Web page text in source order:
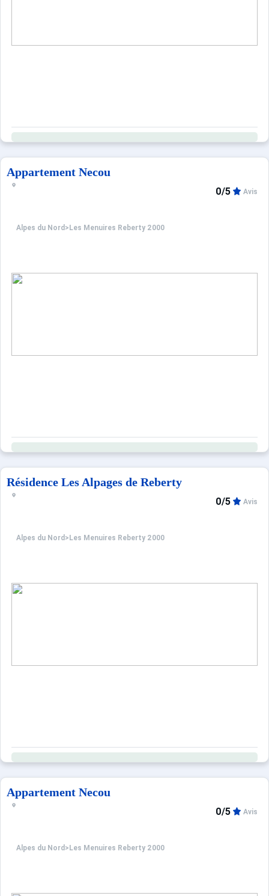
Appartement Necou
Alpes du Nord > Les Menuires Reberty 2000
0/5 Avis
Résidence Les Alpages de Reberty
Alpes du Nord > Les Menuires Reberty 2000
0/5 Avis
Appartement Necou
Alpes du Nord > Les Menuires Reberty 2000
0/5 Avis